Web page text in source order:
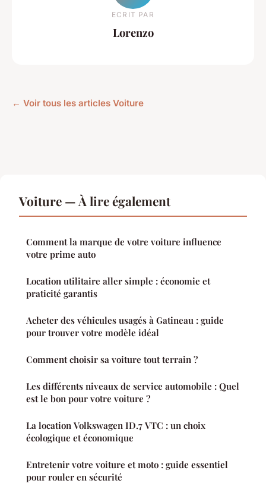
ECRIT PAR
Lorenzo
← Voir tous les articles Voiture
Voiture — À lire également
Comment la marque de votre voiture influence
votre prime auto
Location utilitaire aller simple : économie et
praticité garantis
Acheter des véhicules usagés à Gatineau : guide
pour trouver votre modèle idéal
Comment choisir sa voiture tout terrain ?
Les différents niveaux de service automobile : Quel
est le bon pour votre voiture ?
La location Volkswagen ID.7 VTC : un choix
écologique et économique
Entretenir votre voiture et moto : guide essentiel
pour rouler en sécurité